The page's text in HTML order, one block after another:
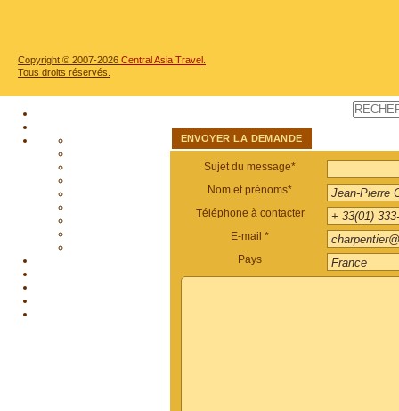
Copyright © 2007-2026 Central Asia Travel.
Tous droits réservés.
ENVOYER LA DEMANDE
Sujet du message*
Nom et prénoms*
Téléphone à contacter
E-mail *
Pays